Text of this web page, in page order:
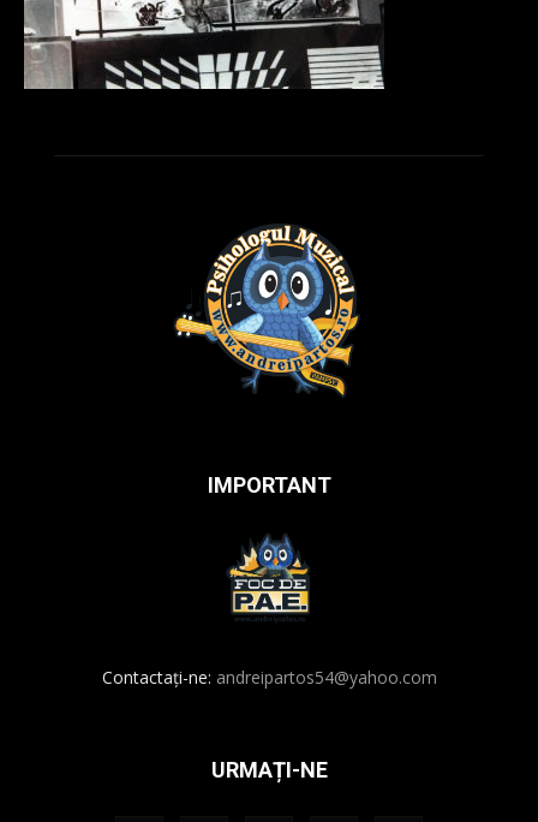
IMPORTANT
Contactați-ne: andreipartos54@yahoo.com
URMAȚI-NE